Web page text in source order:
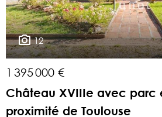
12
1 395 000 €
Château XVIIIe avec parc
proximité de Toulouse